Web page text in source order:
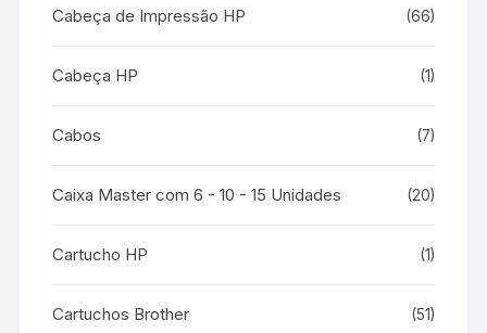
Cabeça de Impressão HP (66)
Cabeça HP (1)
Cabos (7)
Caixa Master com 6 - 10 - 15 Unidades (20)
Cartucho HP (1)
Cartuchos Brother (51)